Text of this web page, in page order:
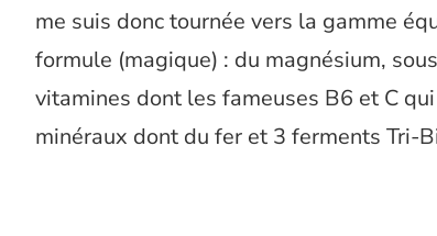
me suis donc tournée vers la gamme
formule (magique) : du magnésium,
vitamines dont les fameuses B6 et C
minéraux dont du fer et 3 ferments Tri-